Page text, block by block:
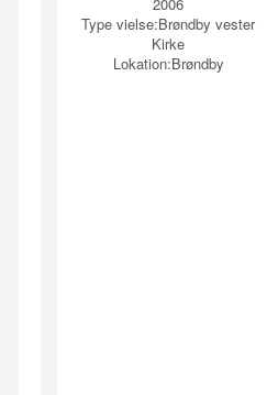
Type vielse:Brøndby vester
Kirke
Lokation:Brøndby